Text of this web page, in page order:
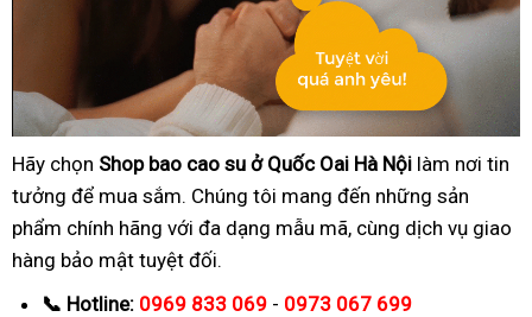
Hãy chọn Shop bao cao su ở Quốc Oai Hà Nội làm nơi tin
tưởng để mua sắm. Chúng tôi mang đến những sản
phẩm chính hãng với đa dạng mẫu mã, cùng dịch vụ giao
hàng bảo mật tuyệt đối.
📞 Hotline: 0969 833 069 - 0973 067 699